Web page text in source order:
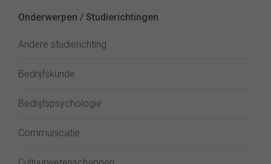
Onderwerpen / Studierichtingen
Andere studierichting
Bedrijfskunde
Bedrijfspsychologie
Communicatie